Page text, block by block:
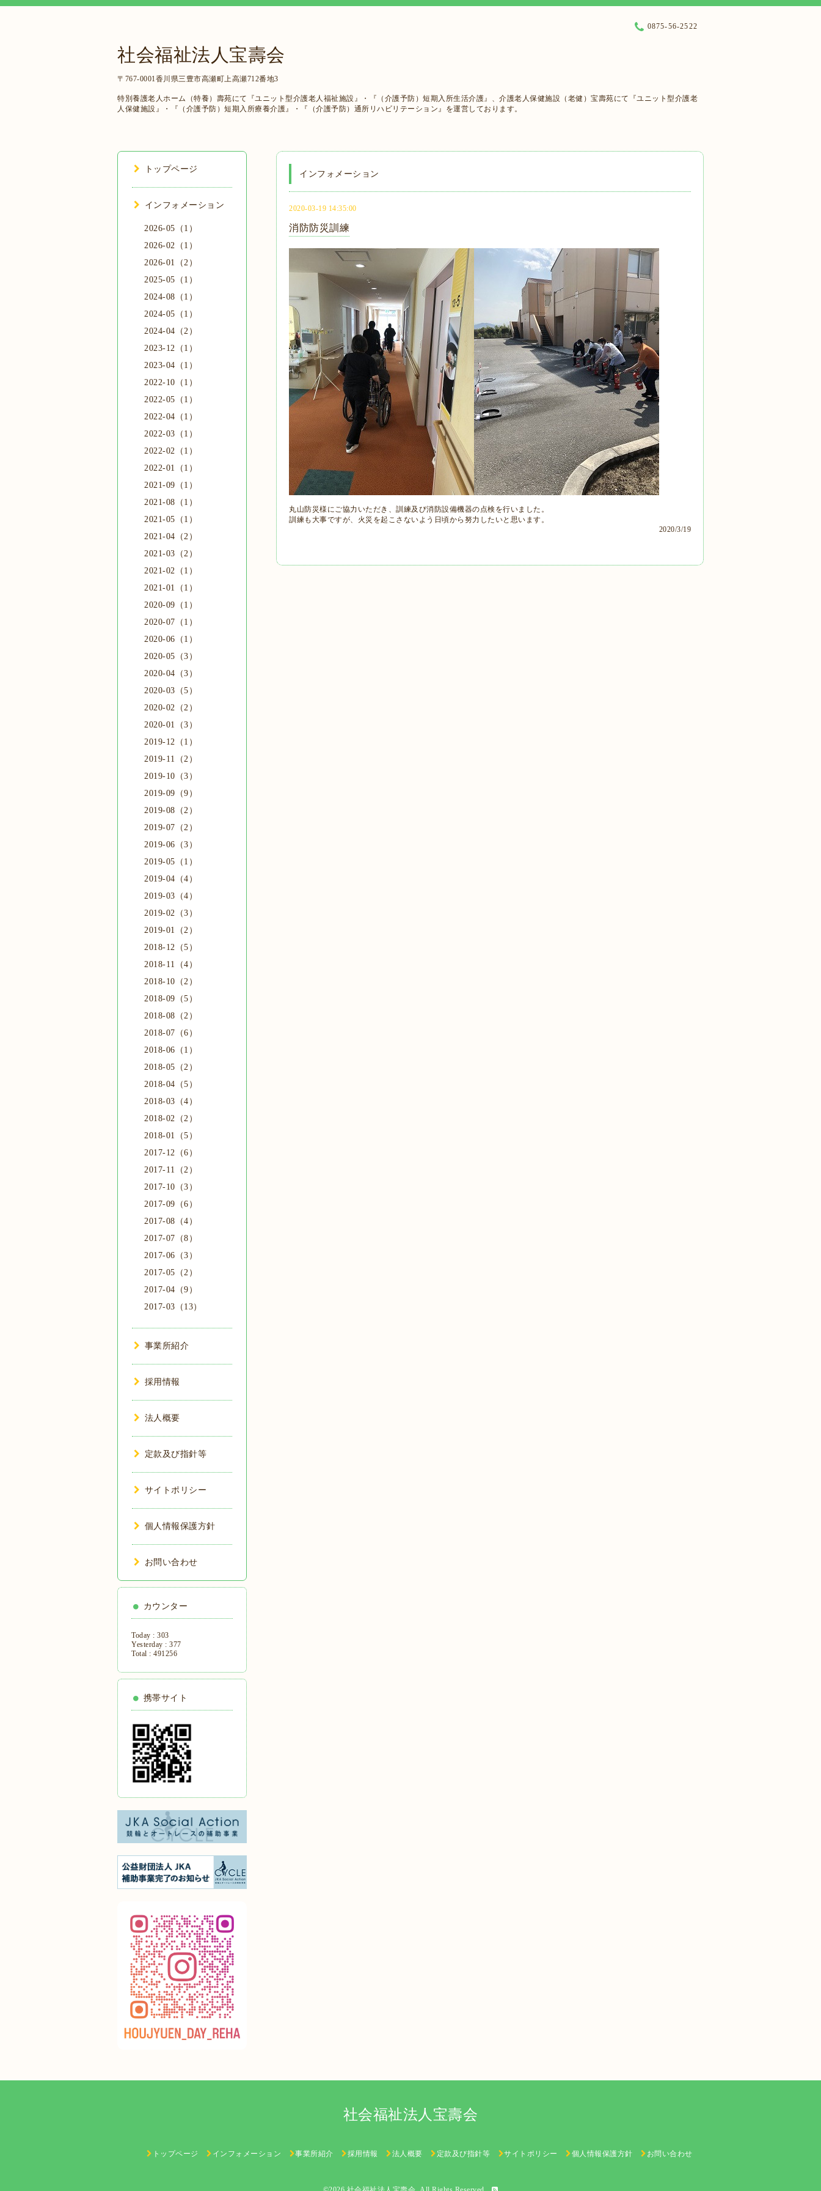
社会福祉法人宝壽会
〒767-0001香川県三豊市高瀬町上高瀬712番地3
特別養護老人ホーム（特養）壽苑にて『ユニット型介護老人福祉施設』・『（介護予防）短期入所生活介護』、介護老人保健施設（老健）宝壽苑にて『ユニット型介護老
人保健施設』・『（介護予防）短期入所療養介護』・『（介護予防）通所リハビリテーション』を運営しております。
0875-56-2522
インフォメーション
2020-03-19 14:35:00
消防防災訓練
丸山防災様にご協力いただき、訓練及び消防設備機器の点検を行いました。
訓練も大事ですが、火災を起こさないよう日頃から努力したいと思います。
2020/3/19
トップページ
インフォメーション
2026-05（1）
2026-02（1）
2026-01（2）
2025-05（1）
2024-08（1）
2024-05（1）
2024-04（2）
2023-12（1）
2023-04（1）
2022-10（1）
2022-05（1）
2022-04（1）
2022-03（1）
2022-02（1）
2022-01（1）
2021-09（1）
2021-08（1）
2021-05（1）
2021-04（2）
2021-03（2）
2021-02（1）
2021-01（1）
2020-09（1）
2020-07（1）
2020-06（1）
2020-05（3）
2020-04（3）
2020-03（5）
2020-02（2）
2020-01（3）
2019-12（1）
2019-11（2）
2019-10（3）
2019-09（9）
2019-08（2）
2019-07（2）
2019-06（3）
2019-05（1）
2019-04（4）
2019-03（4）
2019-02（3）
2019-01（2）
2018-12（5）
2018-11（4）
2018-10（2）
2018-09（5）
2018-08（2）
2018-07（6）
2018-06（1）
2018-05（2）
2018-04（5）
2018-03（4）
2018-02（2）
2018-01（5）
2017-12（6）
2017-11（2）
2017-10（3）
2017-09（6）
2017-08（4）
2017-07（8）
2017-06（3）
2017-05（2）
2017-04（9）
2017-03（13）
事業所紹介
採用情報
法人概要
定款及び指針等
サイトポリシー
個人情報保護方針
お問い合わせ
カウンター
Today : 303
Yesterday : 377
Total : 491256
携帯サイト
社会福祉法人宝壽会
トップページ インフォメーション 事業所紹介 採用情報 法人概要 定款及び指針等 サイトポリシー 個人情報保護方針 お問い合わせ